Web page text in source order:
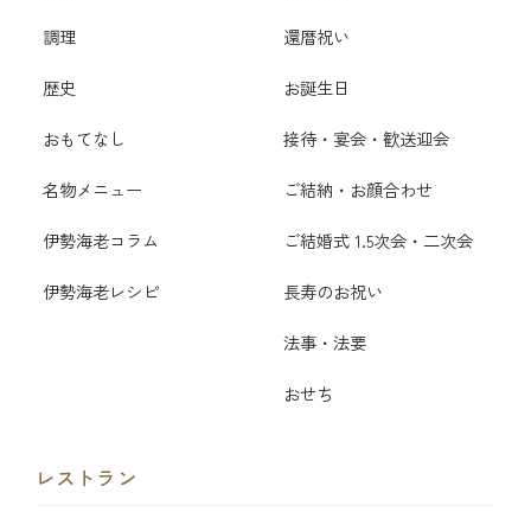
調理
歴史
おもてなし
名物メニュー
伊勢海老コラム
伊勢海老レシピ
還暦祝い
お誕生日
接待・宴会・歓送迎会
ご結納・お顔合わせ
ご結婚式 1.5次会・二次会
長寿のお祝い
法事・法要
おせち
レストラン